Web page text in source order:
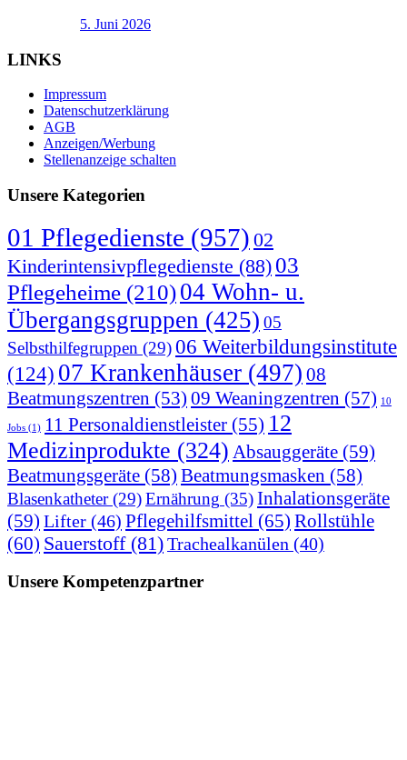
5. Juni 2026
LINKS
Impressum
Datenschutzerklärung
AGB
Anzeigen/Werbung
Stellenanzeige schalten
Unsere Kategorien
01 Pflegedienste (957) 02
Kinderintensivpflegedienste (88) 03
Pflegeheime (210)04 Wohn- u.
Übergangsgruppen (425) 05
Selbsthilfegruppen (29)06 Weiterbildungsinstitute
(124) 07 Krankenhäuser (497) 08
Beatmungszentren (53) 09 Weaningzentren (57) 10
Jobs (1) 11 Personaldienstleister (55) 12
Medizinprodukte (324) Absauggeräte (59)
Beatmungsgeräte (58) Beatmungsmasken (58)
Blasenkatheter(29)Ernährung (35)Inhalationsgeräte
(59) Lifter (46) Pflegehilfsmittel (65) Rollstühle
(60) Sauerstoff(81)Trachealkanülen (40)
Unsere Kompetenzpartner